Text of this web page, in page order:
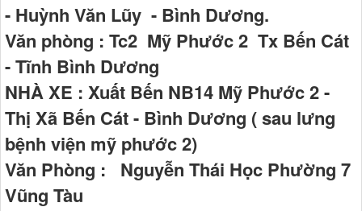
- Huỳnh Văn Lũy - Bình Dương.
Văn phòng : Tc2 Mỹ Phước 2 Tx Bến Cát
- Tĩnh Bình Dương
NHÀ XE : Xuất Bến NB14 Mỹ Phước 2 -
Thị Xã Bến Cát - Bình Dương ( sau lưng
bệnh viện mỹ phước 2)
Văn Phòng : Nguyễn Thái Học Phường 7
Vũng Tàu